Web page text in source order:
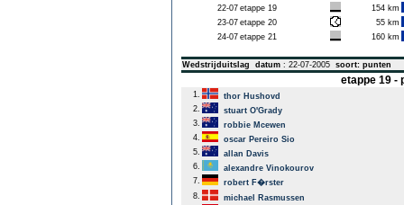
22-07 etappe 19
154 km
23-07 etappe 20
55 km
24-07 etappe 21 160 km
Wedstrijduitslag datum : 22-07-2005 soort: punten
etappe 19 -
1.
thor Hushovd
2.
stuart O'Grady
3.
robbie Mcewen
4.
oscar Pereiro Sio
5.
allan Davis
6.
alexandre Vinokourov
7.
robert F�rster
8.
michael Rasmussen